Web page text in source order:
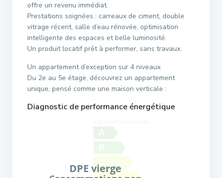
offre un revenu immédiat.
Prestations soignées : carreaux de ciment, double
vitrage récent, salle d’eau rénovée, optimisation
intelligente des espaces et belle luminosité.
Un produit locatif prêt à performer, sans travaux.
Un appartement d’exception sur 4 niveaux
Du 2e au 5e étage, découvrez un appartement
unique, pensé comme une maison verticale :
Diagnostic de performance énergétique
C
DPE vierge